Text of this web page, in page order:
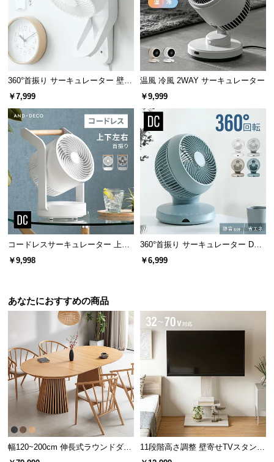
o.,
360°首振り サーキュレーター 壁掛
け式タイプ
￥7,999
温風 冷風 2WAY サーキュレーター
￥9,999
コードレスサーキュレーター 上下
左右首振り 持ち手付き
￥9,998
360°首振り サーキュレーター DC
モーター マイナスイオン搭載 プレ
￥6,999
あなたにおすすめの商品
幅120~200cm 伸長式ラウンドダイ
ニングテーブル 6人掛け 天然木突
11段階高さ調整 壁寄せTVスタンド
キャスター付き 上下左右角度調節